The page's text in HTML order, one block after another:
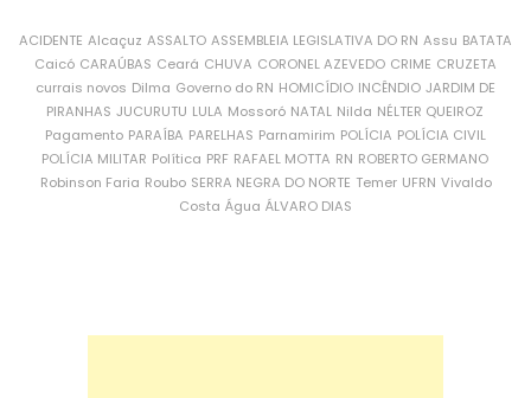
ACIDENTE Alcaçuz ASSALTO ASSEMBLEIA LEGISLATIVA DO RN Assu BATATA
Caicó CARAÚBAS Ceará CHUVA CORONEL AZEVEDO CRIME CRUZETA
currais novos Dilma Governo do RN HOMICÍDIO INCÊNDIO JARDIM DE
PIRANHAS JUCURUTU LULA Mossoró NATAL Nilda NÉLTER QUEIROZ
Pagamento PARAÍBA PARELHAS Parnamirim POLÍCIA POLÍCIA CIVIL
POLÍCIA MILITAR Política PRF RAFAEL MOTTA RN ROBERTO GERMANO
Robinson Faria Roubo SERRA NEGRA DO NORTE Temer UFRN Vivaldo
Costa Água ÁLVARO DIAS